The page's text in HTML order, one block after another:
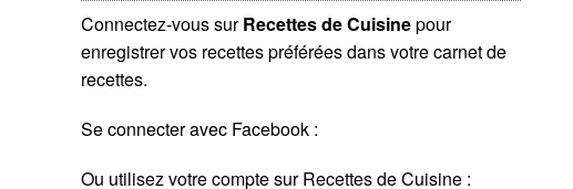
Connectez-vous surRecettes de Cuisinepour
enregistrer vos recettes préférées dans votre carnet de
recettes.
Se connecter avec Facebook :
Ou utilisez votre compte sur Recettes de Cuisine :